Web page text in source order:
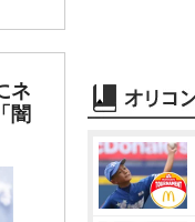
ネ
闇